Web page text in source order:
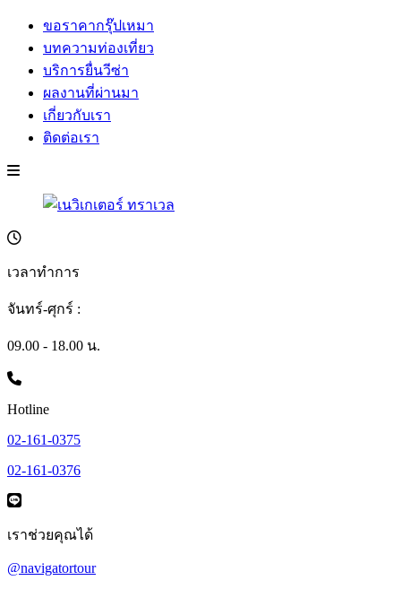
ขอราคากรุ๊ปเหมา
บทความท่องเที่ยว
บริการยื่นวีซ่า
ผลงานที่ผ่านมา
เกี่ยวกับเรา
ติดต่อเรา
เวลาทำการ
จันทร์-ศุกร์ :
09.00 - 18.00 น.
Hotline
02-161-0375
02-161-0376
เราช่วยคุณได้
@navigatortour